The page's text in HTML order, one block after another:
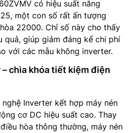
có hiệu suất năng
một con số rất ấn tượng
22000. Chỉ số này cho thấy
quả, giúp giảm đáng kể chi phí
với các mẫu không inverter.
chìa khóa tiết kiệm điện
Inverter kết hợp máy nén
cơ DC hiệu suất cao. Thay
hòa thông thường, máy nén